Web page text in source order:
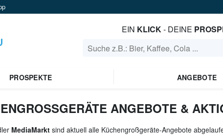
EIN KLICK- DEINE
PROSPEKTE ANGEBOTE
ANGEBOTE &
MediaMarkt sind aktuell alle Küchengroßgeräte-Angebote